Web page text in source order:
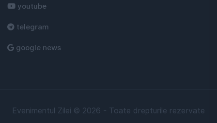
youtube
telegram
google news
Evenimentul Zilei © 2026 - Toate drepturile rezervate